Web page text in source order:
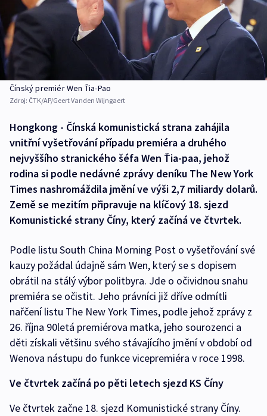
Čínský premiér Wen Ťia-Pao
Zdroj: ČTK/AP/Geert Vanden Wijngaert
Hongkong - Čínská komunistická strana zahájila
vnitřní vyšetřování případu premiéra a druhého
nejvyššího stranického šéfa Wen Ťia-paa, jehož
rodina si podle nedávné zprávy deníku The New York
Times nashromáždila jmění ve výši 2,7 miliardy dolarů.
Země se mezitím připravuje na klíčový 18. sjezd
Komunistické strany Číny, který začíná ve čtvrtek.
Podle listu South China Morning Post o vyšetřování své
kauzy požádal údajně sám Wen, který se s dopisem
obrátil na stálý výbor politbyra. Jde o očividnou snahu
premiéra se očistit. Jeho právníci již dříve odmítli
nařčení listu The New York Times, podle jehož zprávy z
26. října 90letá premiérova matka, jeho sourozenci a
děti získali většinu svého stávajícího jmění v období od
Wenova nástupu do funkce vicepremiéra v roce 1998.
Ve čtvrtek začíná po pěti letech sjezd KS Číny
Ve čtvrtek začne 18. sjezd Komunistické strany Číny.